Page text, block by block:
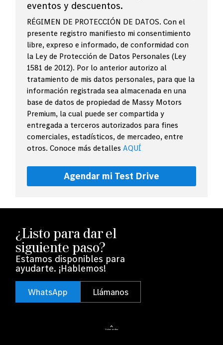
eventos y descuentos.
RÉGIMEN DE PROTECCIÓN DE DATOS. Con el
presente registro manifiesto mi consentimiento
libre, expreso e informado, de conformidad con
la Ley de Protección de Datos Personales (Ley
1581 de 2012). Por lo anterior autorizo al
tratamiento de mis datos personales, para que la
información registrada sea almacenada en una
base de datos de propiedad de Massy Motors
Premium, la cual puede ser compartida y
entregada a terceros autorizados para fines
comerciales, estadísticos, de mercadeo, entre
otros. Conoce más detalles AQUÍ
Agendar mi Test Drive
¿Listo para dar el
siguiente paso?
Estamos disponibles para
ayudarte. ¡Hablemos!
WhatsApp Llámanos
Volver arriba